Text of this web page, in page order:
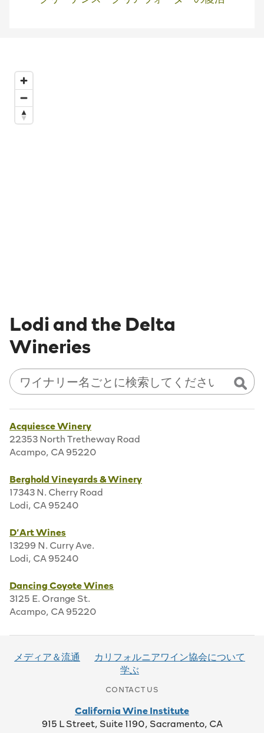
Lodi and the Delta
Wineries
ワイナリーを検索
ワイナリー名を入力してください
Acquiesce Winery
22353 North Tretheway Road
Acampo, CA 95220
Berghold Vineyards & Winery
17343 N. Cherry Road
Lodi, CA 95240
D’Art Wines
13299 N. Curry Ave.
Lodi, CA 95240
Dancing Coyote Wines
3125 E. Orange St.
Acampo, CA 95220
Heringer Estates
37375 Netherlands Road
Clarksburg, CA 95612
Heritage Oak Winery
10112 E. Woodbridge Road
Acampo, CA 95220
メディア＆流通
カリフォルニアワイン協会について
学ぶ
CONTACT US
California Wine Institute
915 L Street, Suite 1190, Sacramento, CA